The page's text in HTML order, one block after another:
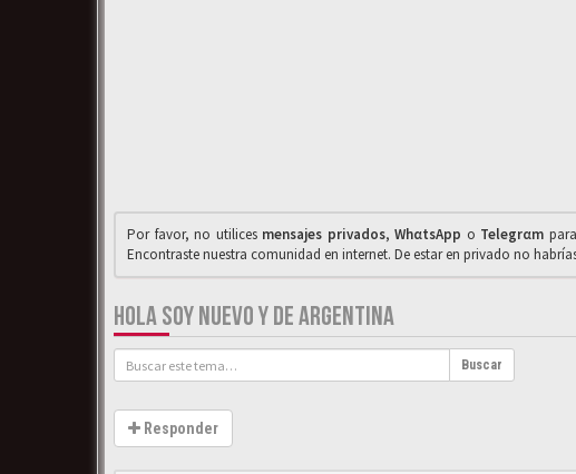
Por favor, no utilices mensajes privados,WhαtsApp o Telegrαm
Encontraste nuestra comunidad en internet. De estar en privado no
HOLA SOY NUEVO Y DE ARGENTINA
Buscar
Responder